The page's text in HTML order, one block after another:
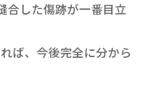
合した傷跡が一番目立
ば、今後完全に分から